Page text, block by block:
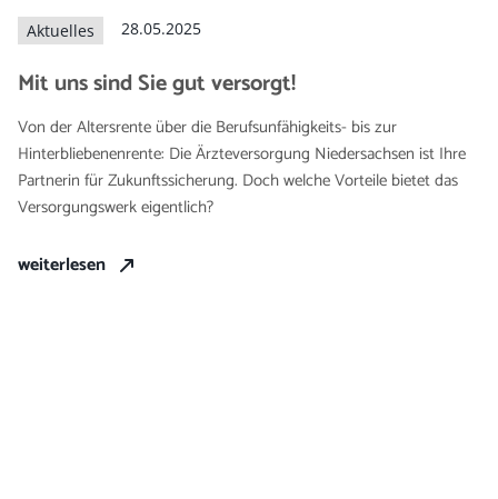
Aktuelles 28.05.2025
Mit uns sind Sie gut versorgt!
Von der Altersrente über die Berufsunfähigkeits- bis zur
Hinterbliebenenrente: Die Ärzteversorgung Niedersachsen ist Ihre
Partnerin für Zukunftssicherung. Doch welche Vorteile bietet das
Versorgungswerk eigentlich?
weiterlesen